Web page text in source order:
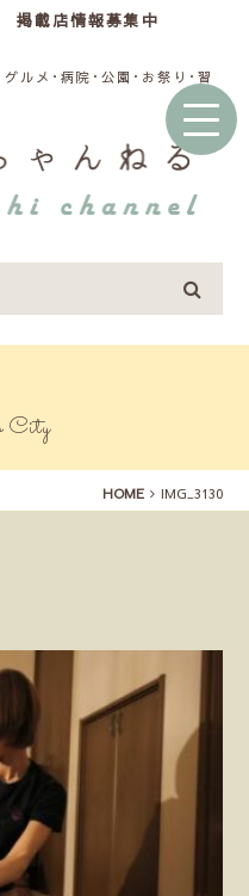
掲載店情報募集中
ルメ･病院･公園･お祭り･習
City
HOME IMG_3130